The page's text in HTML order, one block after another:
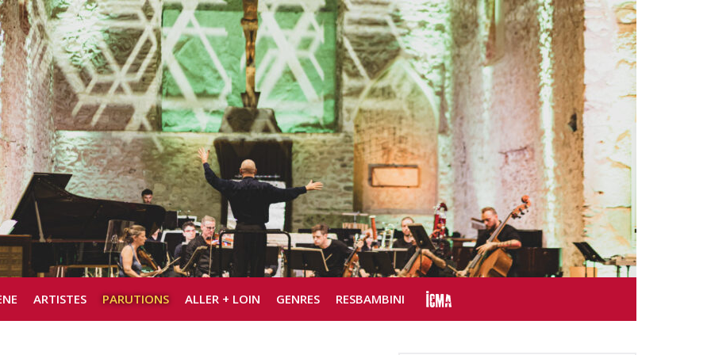
ARTISTES PARUTIONS ALLER + LOIN GENRES RESBAMBINI